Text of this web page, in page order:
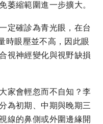
萎縮範圍進一步擴大。
定確診為青光眼，在台
時眼壓並不高，因此眼
視神經變化與視野缺損
家會輕忽而不自知？李
為初期、中期與晚期三
線的鼻側或外圍邊緣開